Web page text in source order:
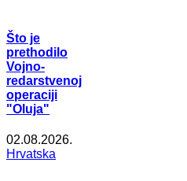
Što je
prethodilo
Vojno-
redarstvenoj
operaciji
"Oluja"
02.08.2026.
Hrvatska